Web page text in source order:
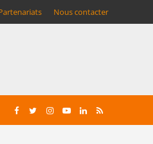
Nous contacter